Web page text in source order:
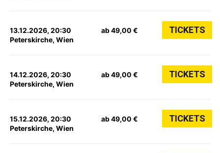
13.12.2026, 20:30
Peterskirche, Wien
ab 49,00 € TICKETS
14.12.2026, 20:30
Peterskirche, Wien
ab 49,00 € TICKETS
15.12.2026, 20:30
Peterskirche, Wien
ab 49,00 € TICKETS